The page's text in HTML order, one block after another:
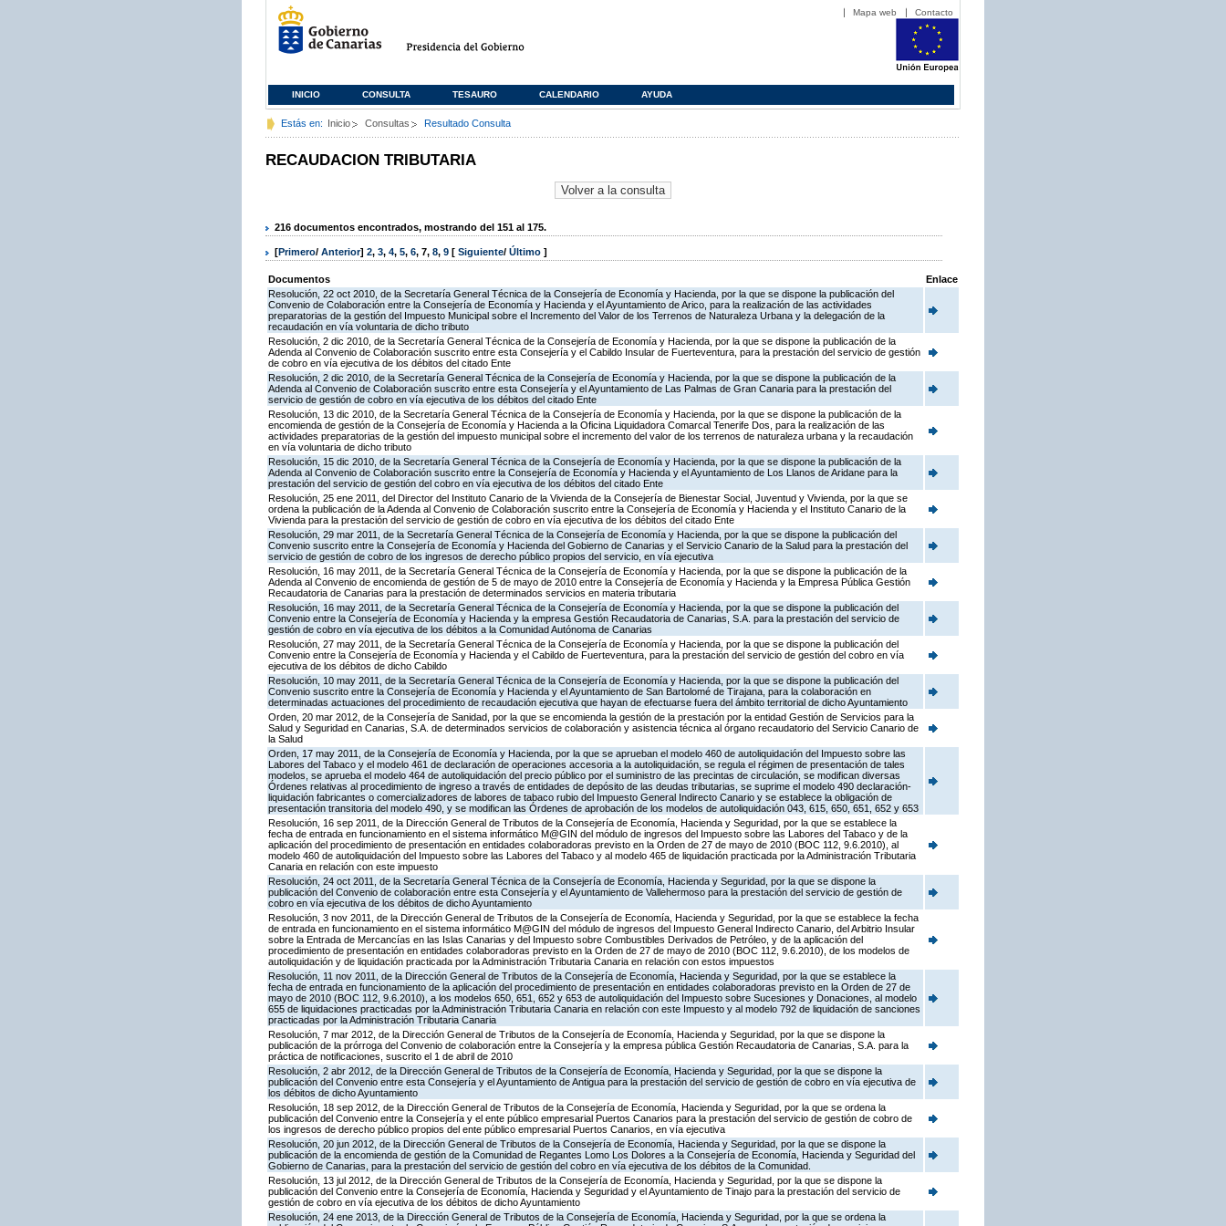
Mapa web Contacto
INICIO CONSULTA TESAURO CALENDARIO AYUDA
Estás en: Inicio Consultas Resultado Consulta
RECAUDACION TRIBUTARIA
216 documentos encontrados, mostrando del 151 al 175.
[Primero/ Anterior] 2, 3, 4, 5, 6, 7, 8, 9 [ Siguiente/ Último ]
Documentos
Enlace
Resolución, 22 oct 2010, de la Secretaría General Técnica de la Consejería de Economía y Hacienda, por la que se dispone la publicación del
Convenio de Colaboración entre la Consejería de Economía y Hacienda y el Ayuntamiento de Arico, para la realización de las actividades
preparatorias de la gestión del Impuesto Municipal sobre el Incremento del Valor de los Terrenos de Naturaleza Urbana y la delegación de la
recaudación en vía voluntaria de dicho tributo
Resolución, 2 dic 2010, de la Secretaría General Técnica de la Consejería de Economía y Hacienda, por la que se dispone la publicación de la
Adenda al Convenio de Colaboración suscrito entre esta Consejería y el Cabildo Insular de Fuerteventura, para la prestación del servicio de gestión
de cobro en vía ejecutiva de los débitos del citado Ente
Resolución, 2 dic 2010, de la Secretaría General Técnica de la Consejería de Economía y Hacienda, por la que se dispone la publicación de la
Adenda al Convenio de Colaboración suscrito entre esta Consejería y el Ayuntamiento de Las Palmas de Gran Canaria para la prestación del
servicio de gestión de cobro en vía ejecutiva de los débitos del citado Ente
Resolución, 13 dic 2010, de la Secretaría General Técnica de la Consejería de Economía y Hacienda, por la que se dispone la publicación de la
encomienda de gestión de la Consejería de Economía y Hacienda a la Oficina Liquidadora Comarcal Tenerife Dos, para la realización de las
actividades preparatorias de la gestión del impuesto municipal sobre el incremento del valor de los terrenos de naturaleza urbana y la recaudación
en vía voluntaria de dicho tributo
Resolución, 15 dic 2010, de la Secretaría General Técnica de la Consejería de Economía y Hacienda, por la que se dispone la publicación de la
Adenda al Convenio de Colaboración suscrito entre la Consejería de Economía y Hacienda y el Ayuntamiento de Los Llanos de Aridane para la
prestación del servicio de gestión del cobro en vía ejecutiva de los débitos del citado Ente
Resolución, 25 ene 2011, del Director del Instituto Canario de la Vivienda de la Consejería de Bienestar Social, Juventud y Vivienda, por la que se
ordena la publicación de la Adenda al Convenio de Colaboración suscrito entre la Consejería de Economía y Hacienda y el Instituto Canario de la
Vivienda para la prestación del servicio de gestión de cobro en vía ejecutiva de los débitos del citado Ente
Resolución, 29 mar 2011, de la Secretaría General Técnica de la Consejería de Economía y Hacienda, por la que se dispone la publicación del
Convenio suscrito entre la Consejería de Economía y Hacienda del Gobierno de Canarias y el Servicio Canario de la Salud para la prestación del
servicio de gestión de cobro de los ingresos de derecho público propios del servicio, en vía ejecutiva
Resolución, 16 may 2011, de la Secretaría General Técnica de la Consejería de Economía y Hacienda, por la que se dispone la publicación de la
Adenda al Convenio de encomienda de gestión de 5 de mayo de 2010 entre la Consejería de Economía y Hacienda y la Empresa Pública Gestión
Recaudatoria de Canarias para la prestación de determinados servicios en materia tributaria
Resolución, 16 may 2011, de la Secretaría General Técnica de la Consejería de Economía y Hacienda, por la que se dispone la publicación del
Convenio entre la Consejería de Economía y Hacienda y la empresa Gestión Recaudatoria de Canarias, S.A. para la prestación del servicio de
gestión de cobro en vía ejecutiva de los débitos a la Comunidad Autónoma de Canarias
Resolución, 27 may 2011, de la Secretaría General Técnica de la Consejería de Economía y Hacienda, por la que se dispone la publicación del
Convenio entre la Consejería de Economía y Hacienda y el Cabildo de Fuerteventura, para la prestación del servicio de gestión del cobro en vía
ejecutiva de los débitos de dicho Cabildo
Resolución, 10 may 2011, de la Secretaría General Técnica de la Consejería de Economía y Hacienda, por la que se dispone la publicación del
Convenio suscrito entre la Consejería de Economía y Hacienda y el Ayuntamiento de San Bartolomé de Tirajana, para la colaboración en
determinadas actuaciones del procedimiento de recaudación ejecutiva que hayan de efectuarse fuera del ámbito territorial de dicho Ayuntamiento
Orden, 20 mar 2012, de la Consejería de Sanidad, por la que se encomienda la gestión de la prestación por la entidad Gestión de Servicios para la
Salud y Seguridad en Canarias, S.A. de determinados servicios de colaboración y asistencia técnica al órgano recaudatorio del Servicio Canario de
la Salud
Orden, 17 may 2011, de la Consejería de Economía y Hacienda, por la que se aprueban el modelo 460 de autoliquidación del Impuesto sobre las
Labores del Tabaco y el modelo 461 de declaración de operaciones accesoria a la autoliquidación, se regula el régimen de presentación de tales
modelos, se aprueba el modelo 464 de autoliquidación del precio público por el suministro de las precintas de circulación, se modifican diversas
Órdenes relativas al procedimiento de ingreso a través de entidades de depósito de las deudas tributarias, se suprime el modelo 490 declaración-
liquidación fabricantes o comercializadores de labores de tabaco rubio del Impuesto General Indirecto Canario y se establece la obligación de
presentación transitoria del modelo 490, y se modifican las Órdenes de aprobación de los modelos de autoliquidación 043, 615, 650, 651, 652 y 653
Resolución, 16 sep 2011, de la Dirección General de Tributos de la Consejería de Economía, Hacienda y Seguridad, por la que se establece la
fecha de entrada en funcionamiento en el sistema informático M@GIN del módulo de ingresos del Impuesto sobre las Labores del Tabaco y de la
aplicación del procedimiento de presentación en entidades colaboradoras previsto en la Orden de 27 de mayo de 2010 (BOC 112, 9.6.2010), al
modelo 460 de autoliquidación del Impuesto sobre las Labores del Tabaco y al modelo 465 de liquidación practicada por la Administración Tributaria
Canaria en relación con este impuesto
Resolución, 24 oct 2011, de la Secretaría General Técnica de la Consejería de Economía, Hacienda y Seguridad, por la que se dispone la
publicación del Convenio de colaboración entre esta Consejería y el Ayuntamiento de Vallehermoso para la prestación del servicio de gestión de
cobro en vía ejecutiva de los débitos de dicho Ayuntamiento
Resolución, 3 nov 2011, de la Dirección General de Tributos de la Consejería de Economía, Hacienda y Seguridad, por la que se establece la fecha
de entrada en funcionamiento en el sistema informático M@GIN del módulo de ingresos del Impuesto General Indirecto Canario, del Arbitrio Insular
sobre la Entrada de Mercancías en las Islas Canarias y del Impuesto sobre Combustibles Derivados de Petróleo, y de la aplicación del
procedimiento de presentación en entidades colaboradoras previsto en la Orden de 27 de mayo de 2010 (BOC 112, 9.6.2010), de los modelos de
autoliquidación y de liquidación practicada por la Administración Tributaria Canaria en relación con estos impuestos
Resolución, 11 nov 2011, de la Dirección General de Tributos de la Consejería de Economía, Hacienda y Seguridad, por la que se establece la
fecha de entrada en funcionamiento de la aplicación del procedimiento de presentación en entidades colaboradoras previsto en la Orden de 27 de
mayo de 2010 (BOC 112, 9.6.2010), a los modelos 650, 651, 652 y 653 de autoliquidación del Impuesto sobre Sucesiones y Donaciones, al modelo
655 de liquidaciones practicadas por la Administración Tributaria Canaria en relación con este Impuesto y al modelo 792 de liquidación de sanciones
practicadas por la Administración Tributaria Canaria
Resolución, 7 mar 2012, de la Dirección General de Tributos de la Consejería de Economía, Hacienda y Seguridad, por la que se dispone la
publicación de la prórroga del Convenio de colaboración entre la Consejería y la empresa pública Gestión Recaudatoria de Canarias, S.A. para la
práctica de notificaciones, suscrito el 1 de abril de 2010
Resolución, 2 abr 2012, de la Dirección General de Tributos de la Consejería de Economía, Hacienda y Seguridad, por la que se dispone la
publicación del Convenio entre esta Consejería y el Ayuntamiento de Antigua para la prestación del servicio de gestión de cobro en vía ejecutiva de
los débitos de dicho Ayuntamiento
Resolución, 18 sep 2012, de la Dirección General de Tributos de la Consejería de Economía, Hacienda y Seguridad, por la que se ordena la
publicación del Convenio entre la Consejería y el ente público empresarial Puertos Canarios para la prestación del servicio de gestión de cobro de
los ingresos de derecho público propios del ente público empresarial Puertos Canarios, en vía ejecutiva
Resolución, 20 jun 2012, de la Dirección General de Tributos de la Consejería de Economía, Hacienda y Seguridad, por la que se dispone la
publicación de la encomienda de gestión de la Comunidad de Regantes Lomo Los Dolores a la Consejería de Economía, Hacienda y Seguridad del
Gobierno de Canarias, para la prestación del servicio de gestión del cobro en vía ejecutiva de los débitos de la Comunidad.
Resolución, 13 jul 2012, de la Dirección General de Tributos de la Consejería de Economía, Hacienda y Seguridad, por la que se dispone la
publicación del Convenio entre la Consejería de Economía, Hacienda y Seguridad y el Ayuntamiento de Tinajo para la prestación del servicio de
gestión de cobro en vía ejecutiva de los débitos de dicho Ayuntamiento
Resolución, 24 ene 2013, de la Dirección General de Tributos de la Consejería de Economía, Hacienda y Seguridad, por la que se ordena la